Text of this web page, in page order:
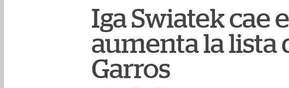
Iga Swiatek cae
aumenta la lista
Garros